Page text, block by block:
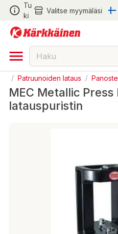
Tu
ki
Valitse myymäläsi
/ Patruunoiden lataus /
MEC Metallic Press
latauspuristin